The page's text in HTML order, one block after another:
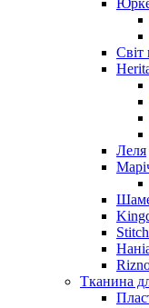
Світ
Леля
Тканина